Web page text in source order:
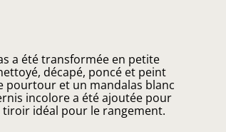
a été transformée en petite
décapé, poncé et peint
pourtour et un mandalas blanc
incolore a été ajoutée pour
idéal pour le rangement.